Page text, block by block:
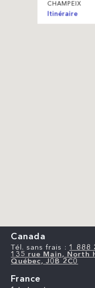
CHAMPEIX
Itinéraire
Canada
Tél. sans frais : 1 888
135 rue Main, North
Québec, J0B 2C0
France